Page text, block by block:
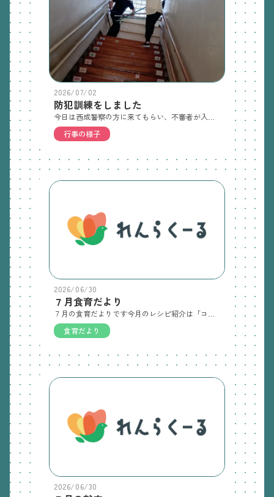
2026/07/02
防犯訓練をしました
行事の様子
2026/06/30
７月食育だより
７月の食育だよりです今月のレシピ紹介は「コーンフレークのおこし」です子ども達にも人気のおやつです！
食育だより
2026/06/30